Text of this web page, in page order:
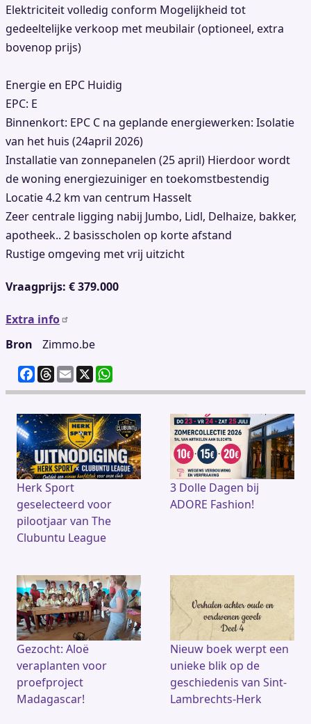
Elektriciteit volledig conform Mogelijkheid tot
gedeeltelijke verkoop met meubilair (optioneel, extra
bovenop prijs)
Energie en EPC Huidig
EPC: E
Binnenkort: EPC C na geplande energiewerken: Isolatie
van het huis (24april 2026)
Installatie van zonnepanelen (25 april) Hierdoor wordt
de woning energiezuiniger en toekomstbestendig
Locatie 4.2 km van centrum Hasselt
Zeer centrale ligging nabij Jumbo, Lidl, Delhaize, bakker,
apotheek.. 2 basisscholen op korte afstand
Rustige omgeving met vrij uitzicht
Vraagprijs: € 379.000
Extra info
Bron
Zimmo.be
F
a
e
b
o
o
k
T
h
a
d
s
E
m
l
X
h
s
A
p
p
Herk Sport
geselecteerd voor
pilootjaar van The
Clubuntu League
3 Dolle Dagen bij
ADORE Fashion!
Gezocht: Aloë
veraplanten voor
proefproject
Madagascar!
Nieuw boek werpt een
unieke blik op de
geschiedenis van Sint-
Lambrechts-Herk